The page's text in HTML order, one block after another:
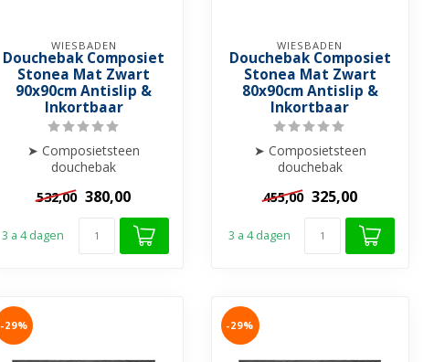
WIESBADEN
Douchebak Composiet
Stonea Mat Zwart
90x90cm Antislip &
Inkortbaar
➤ Composietsteen
douchebak
➤ Krasvrij & Stootbestendig
➤ Inkortba...
532,00 380,00
3 a 4 dagen
WIESBADEN
Douchebak Composiet
Stonea Mat Zwart
80x90cm Antislip &
Inkortbaar
➤ Composietsteen
douchebak
➤ Krasvrij & Stootbestendig
➤ Inkortba...
455,00 325,00
3 a 4 dagen
-29% -29%